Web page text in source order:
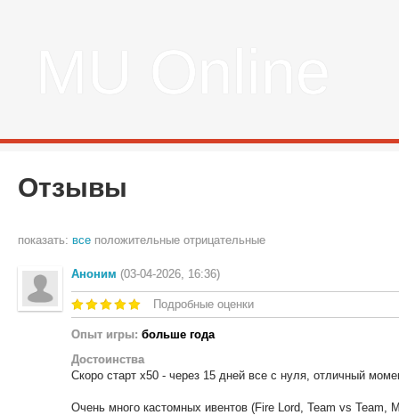
Отзывы
показать: все положительные отрицательные
Аноним (03-04-2026, 16:36)
Подробные оценки
Опыт игры: больше года
Достоинства
Скоро старт x50 - через 15 дней все с нуля, отличный
Очень много кастомных ивентов (Fire Lord, Team vs Team,